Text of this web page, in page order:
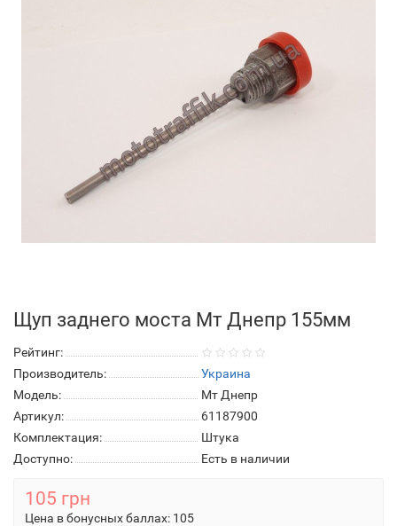
Щуп заднего моста Мт Днепр 155мм
Рейтинг:
Производитель:
Украина
Модель:
Мт Днепр
Артикул:
61187900
Комплектация:
Штука
Доступно:
Есть в наличии
105 грн
Цена в бонусных баллах: 105